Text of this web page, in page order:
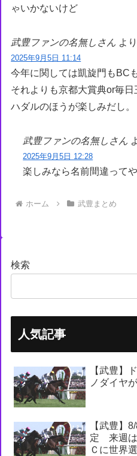
ゃいかないけど
武豊ファンの名無しさん よ
2025年9月5日 11:14
今年に関しては凱旋門もBC
それよりも京都大賞典or毎
ハダルのほうが楽しみだし。
武豊ファンの名無しさん
2025年9月5日 12:28
楽しみなら名前間違って
ホーム 武豊まとめ
検索
人気記事
【武豊】
ノダイヤ
【武豊】
定 来週は
Ｃに世界